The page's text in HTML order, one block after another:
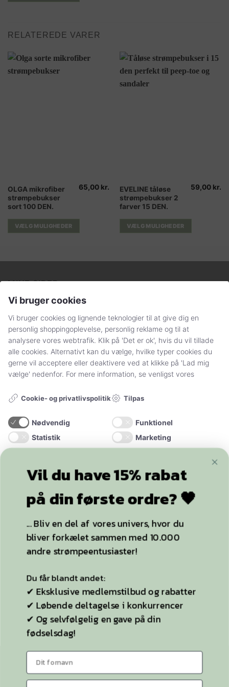
vælges
varesiden
RELATEREDE VARER
OLGA mikrofiber
strømpebukser
sort 100 DEN.
65,00 kr.
VÆLG MULIGHEDER
Dette
vare
har
flere
varianter.
vælges
EVELINE tåløse
strømpebukser 2
farver 15 DEN.
59,00 kr.
VÆLG MULIGHEDER
Dette
vare
har
flere
varianter.
vælges
MINE SIDER
Min Konto
Få svar på dine spørgsmål
Handelsbetingelser og persondatapolitik
Sådan handler du hos Stylelegs.dk
FØLG OS
YDERLIGERE INFO
Plussize
Selvsiddende strømper
Ideen til StyleLegs
Sitemap
Vi bruger cookies
Vi bruger cookies og lignende teknologier til at give dig en
personlig shoppingoplevelse, personlig reklame og til at
analysere vores webtrafik. Klik på 'Det er ok', hvis du vil tillade
alle cookies. Alternativt kan du vælge, hvilke typer cookies du
gerne vil acceptere eller deaktivere ved at klikke på 'Lad mig
vælge' nedenfor. For mere information, se venligst vores
Cookie- og privatlivspolitik Tilpas
Nødvendig
Funktionel
Statistik
Marketing
KUN NØDVENDIGE
ACCEPTER ALLE OG LUK
Vil du have 15% rabat
på din første ordre? 🖤
... Bliv en del af vores univers, hvor du
bliver forkælet sammen med 10.000
andre strømpeentusiaster!
Du får blandt andet:
✔ Eksklusive medlemstilbud og rabatter
✔ Løbende deltagelse i konkurrencer
✔ Og selvfølgelig en gave på din
fødselsdag!